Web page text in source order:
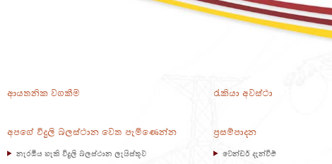
ආයතනික වගකීම රැකියා අවස්ථා
අපගේ විදුලි බලස්ථාන වෙත පැමිණෙන්න
නැරඹිය හැකි විදුලි බලස්ථාන ලැයිස්තුව
ප්‍රසම්පාදන
ටෙන්ඩර් දැන්වීම්